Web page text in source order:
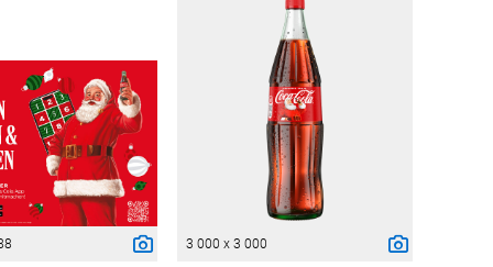
3 000 x 3 000